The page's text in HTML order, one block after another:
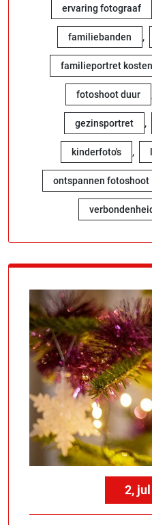
ervaring fotograaf
familiebanden ,
familieportret kosten
fotoshoot duur
gezinsportret ,
kinderfoto's ,
ontspannen fotoshoot
2,